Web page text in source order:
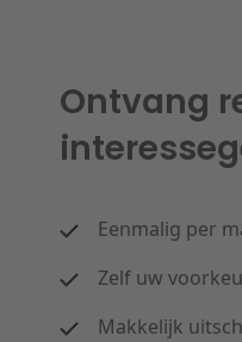
Ontvang
Eenmalig per
Zelf uw
Makkelijk